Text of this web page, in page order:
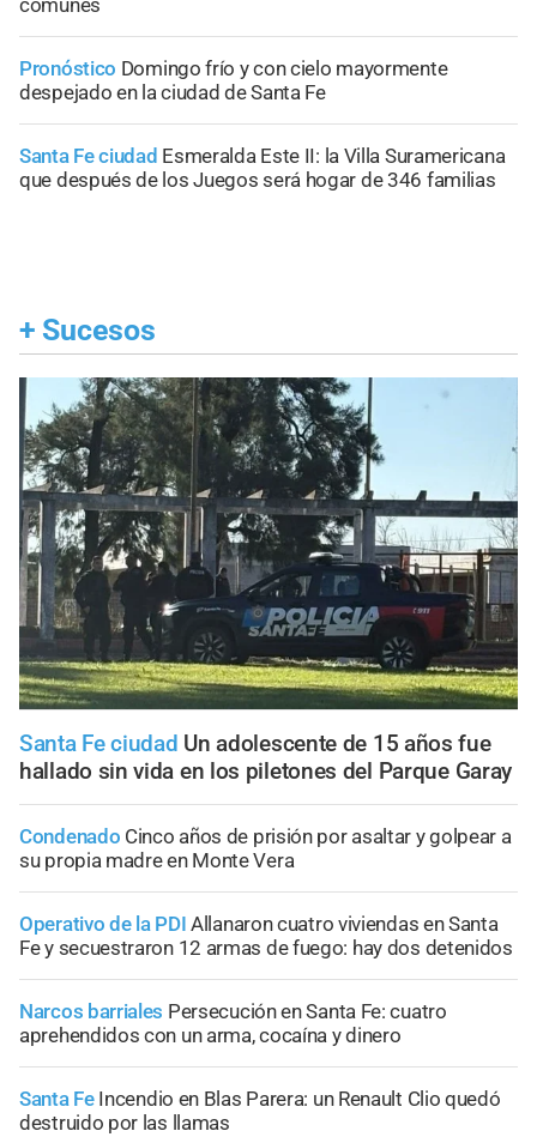
comunes
Pronóstico Domingo frío y con cielo mayormente
despejado en la ciudad de Santa Fe
Santa Fe ciudad Esmeralda Este II: la Villa Suramericana
que después de los Juegos será hogar de 346 familias
+ Sucesos
Santa Fe ciudad Un adolescente de 15 años fue
hallado sin vida en los piletones del Parque Garay
Condenado Cinco años de prisión por asaltar y golpear a
su propia madre en Monte Vera
Operativo de la PDI Allanaron cuatro viviendas en Santa
Fe y secuestraron 12 armas de fuego: hay dos detenidos
Narcos barriales Persecución en Santa Fe: cuatro
aprehendidos con un arma, cocaína y dinero
Santa Fe Incendio en Blas Parera: un Renault Clio quedó
destruido por las llamas